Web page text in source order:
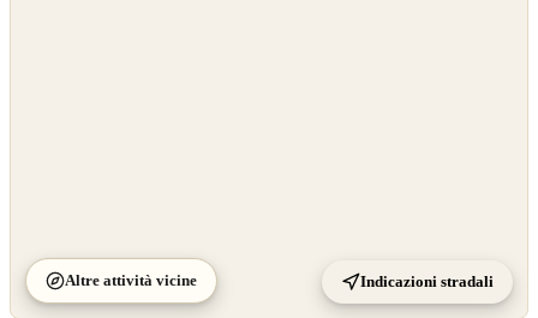
Altre attività vicine Indicazioni stradali